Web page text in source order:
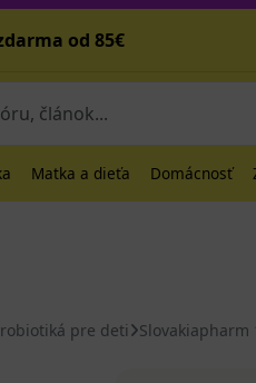
od 85€
Matka a dieťa Domácnosť
pre deti Slovakiapharm